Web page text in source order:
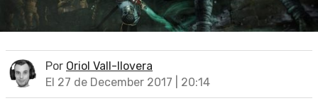
Por Oriol Vall-llovera
El 27 de December 2017 | 20:14